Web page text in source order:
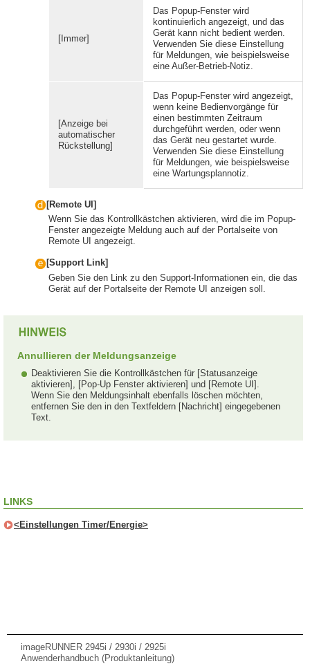
[Immer]
Das Popup-Fenster wird
kontinuierlich angezeigt, und das
Gerät kann nicht bedient werden.
Verwenden Sie diese Einstellung
für Meldungen, wie beispielsweise
eine Außer-Betrieb-Notiz.
[Anzeige bei
automatischer
Rückstellung]
Das Popup-Fenster wird angezeigt,
wenn keine Bedienvorgänge für
einen bestimmten Zeitraum
durchgeführt werden, oder wenn
das Gerät neu gestartet wurde.
Verwenden Sie diese Einstellung
für Meldungen, wie beispielsweise
eine Wartungsplannotiz.
[Remote UI]
Wenn Sie das Kontrollkästchen aktivieren, wird die im Popup-
Fenster angezeigte Meldung auch auf der Portalseite von
Remote UI angezeigt.
[Support Link]
Geben Sie den Link zu den Support-Informationen ein, die das
Gerät auf der Portalseite der Remote UI anzeigen soll.
Annullieren der Meldungsanzeige
Deaktivieren Sie die Kontrollkästchen für [Statusanzeige
aktivieren], [Pop-Up Fenster aktivieren] und [Remote UI].
Wenn Sie den Meldungsinhalt ebenfalls löschen möchten,
entfernen Sie den in den Textfeldern [Nachricht] eingegebenen
Text.
LINKS
<Einstellungen Timer/Energie>
imageRUNNER 2945i / 2930i / 2925i
Anwenderhandbuch (Produktanleitung)